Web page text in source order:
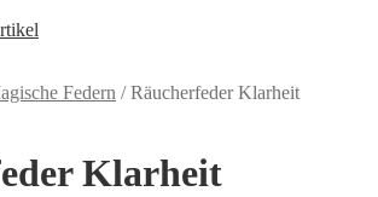
Federn /Räucherfeder Klarheit
Klarheit